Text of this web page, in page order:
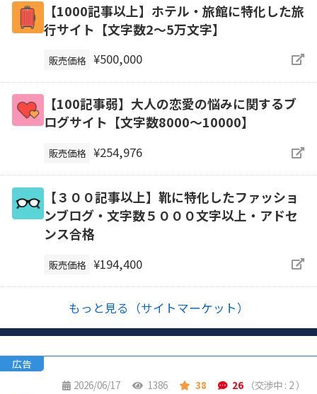
【1000記事以上】ホテル・旅館に特化した旅
行サイト【文字数2〜5万文字】
販売価格 ¥500,000
【100記事弱】大人の恋愛の悩みに関するブ
ログサイト【文字数8000〜10000】
販売価格 ¥254,976
【３００記事以上】靴に特化したファッショ
ンブログ・文字数５０００文字以上・アドセ
ンス合格
販売価格 ¥194,400
もっと見る（サイトマーケット）
広告
2026/06/17
1386 38 26 （交渉中 : 2 ）